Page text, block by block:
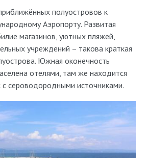
полуостровов к
Аэропорту. Развитая
магазинов, уютных пляжей,
учреждений – такова краткая
Южная оконечность
отелями, там же находится
сероводородными источниками.